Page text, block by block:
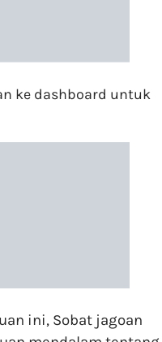
ke dashboard untuk
ini, Sobat jagoan